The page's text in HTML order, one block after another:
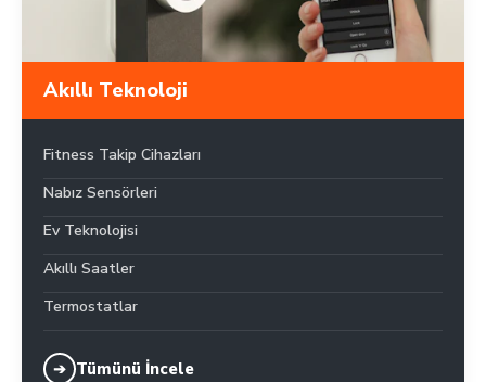
Akıllı Teknoloji
Fitness Takip Cihazları
Nabız Sensörleri
Ev Teknolojisi
Akıllı Saatler
Termostatlar
➔ Tümünü İncele